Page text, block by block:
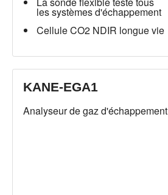
les systèmes d'échappement
Cellule CO2 NDIR longue vie
KANE-EGA1
Analyseur de gaz d'échappement